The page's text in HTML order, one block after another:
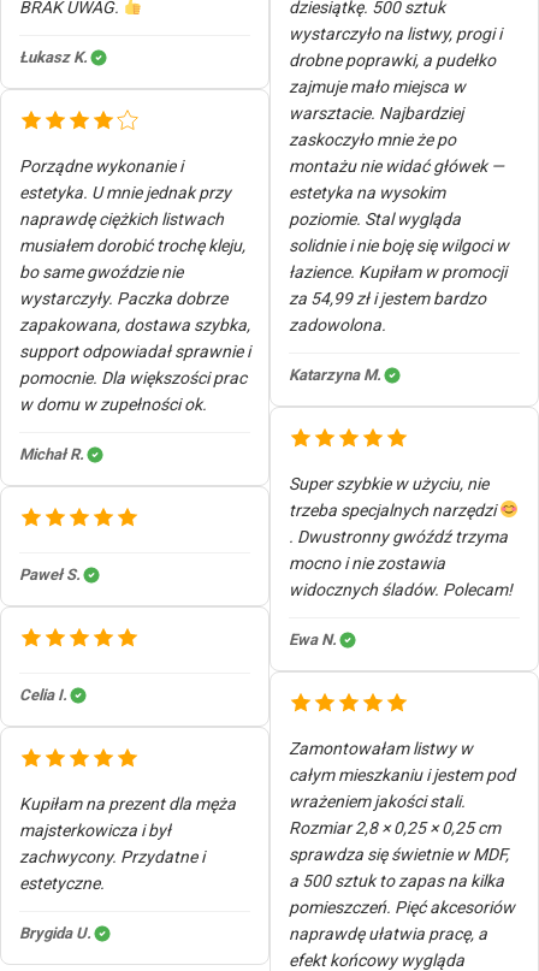
BRAK UWAG.
Łukasz K.
Porządne wykonanie i
estetyka. U mnie jednak przy
naprawdę ciężkich listwach
musiałem dorobić trochę kleju,
bo same gwoździe nie
wystarczyły. Paczka dobrze
zapakowana, dostawa szybka,
support odpowiadał sprawnie i
pomocnie. Dla większości prac
w domu w zupełności ok.
Michał R.
Paweł S.
Celia I.
Kupiłam na prezent dla męża
majsterkowicza i był
zachwycony. Przydatne i
estetyczne.
Brygida U.
dziesiątkę. 500 sztuk
wystarczyło na listwy, progi i
drobne poprawki, a pudełko
zajmuje mało miejsca w
warsztacie. Najbardziej
zaskoczyło mnie że po
montażu nie widać główek —
estetyka na wysokim
poziomie. Stal wygląda
solidnie i nie boję się wilgoci w
łazience. Kupiłam w promocji
za 54,99 zł i jestem bardzo
zadowolona.
Katarzyna M.
Super szybkie w użyciu, nie
trzeba specjalnych narzędzi
. Dwustronny gwóźdź trzyma
mocno i nie zostawia
widocznych śladów. Polecam!
Ewa N.
Zamontowałam listwy w
całym mieszkaniu i jestem pod
wrażeniem jakości stali.
Rozmiar 2,8 × 0,25 × 0,25 cm
sprawdza się świetnie w MDF,
a 500 sztuk to zapas na kilka
pomieszczeń. Pięć akcesoriów
naprawdę ułatwia pracę, a
efekt końcowy wygląda